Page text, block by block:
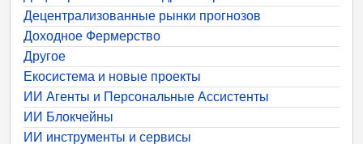
Децентрализованные рынки прогнозов
Доходное Фермерство
Другое
Екосистема и новые проекты
ИИ Агенты и Персональные Ассистенты
ИИ Блокчейны
ИИ инструменты и сервисы